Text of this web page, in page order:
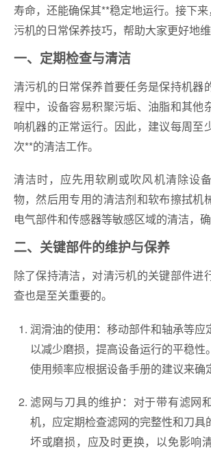
寿命，还能确保其**稳定地运行。接下
污机的日常保养技巧，帮助大家更好地维
一、定期检查与清洁
清污机的日常保养首要任务是保持机器
程中，设备容易积聚污垢、油脂和其他
响机器的正常运行。因此，建议每周至
次**的清洁工作。
清洁时，应先用软刷或吹风机清除设
物，然后用专用的清洁剂和软布擦拭机
电气部件和传感器等敏感区域的清洁，确
二、关键部件的维护与保养
除了保持清洁，对清污机的关键部件进
查也是至关重要的。
润滑油的使用：移动部件和轴承等应
以减少磨损，提高设备运行的平稳性
使用频率应根据设备手册的建议来确
滤网与刀具的维护：对于带有滤网
机，应定期检查滤网的完整性和刀具
坏或磨损，应及时更换，以免影响